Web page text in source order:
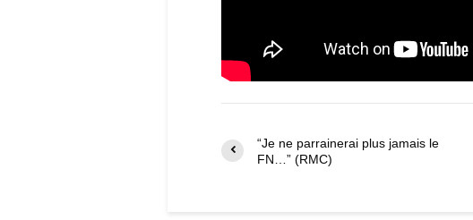
“Je ne parrainerai plus jamais le
FN…” (RMC)